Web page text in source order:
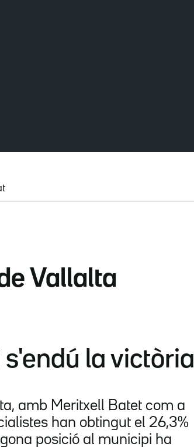
Vallalta
s'endú la victòria
amb Meritxell Batet com a
han obtingut el 26,3%
posició al municipi ha